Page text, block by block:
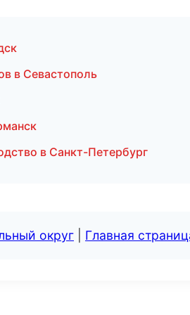
в Севастополь
в Санкт-Петербург
округ Главная